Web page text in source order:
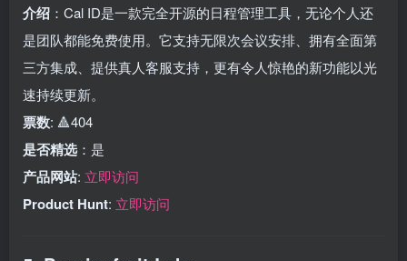
介绍 ：Cal ID是一款完全开源的日程管理工具，无论个人还
是团队都能免费使用。它支持无限次会议安排、拥有全面第
三方集成、提供真人客服支持，更有令人惊艳的新功能以光
速持续更新。
票数: 🔺404
是否精选 ：是
产品网站: 立即访问
Product Hunt: 立即访问